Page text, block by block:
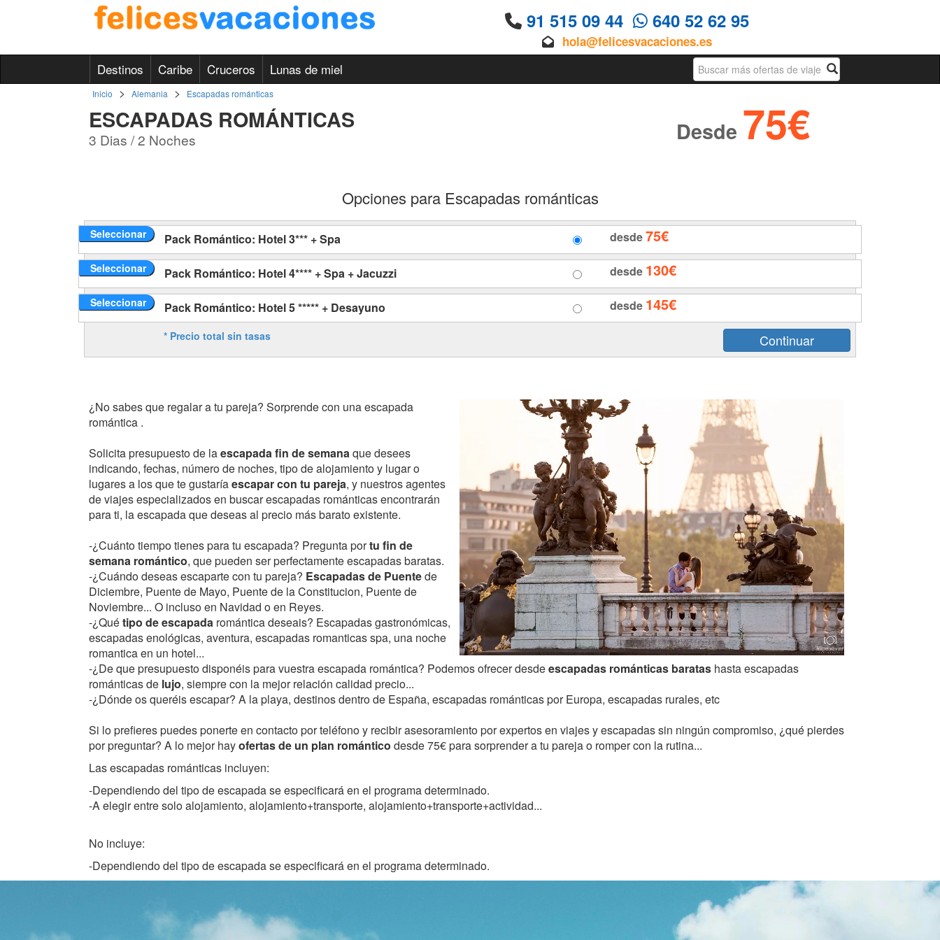
91 515 09 44 640 52 62 95
hola@felicesvacaciones.es
Destinos Caribe Cruceros Lunas de miel Busqueda
Inicio > Alemania > Escapadas románticas
ESCAPADAS ROMÁNTICAS
3 Dias / 2 Noches Desde 75€
Opciones para Escapadas románticas
Seleccionar Pack Romántico: Hotel 3*** + Spa desde75€
Seleccionar Pack Romántico: Hotel 4**** + Spa + Jacuzzi desde 130€
Seleccionar Pack Romántico: Hotel 5 ***** + Desayuno desde 145€
* Precio total sin tasas
¿No sabes que regalar a tu pareja? Sorprende con una escapada
romántica .
Solicita presupuesto de laescapada fin de semanaque desees
indicando, fechas, número de noches, tipo de alojamiento y lugar o
lugares a los que te gustaríaescapar con tu pareja, y nuestros agentes
de viajes especializados en buscar escapadas románticas encontrarán
para ti, la escapada que deseas al precio más barato existente.
-¿Cuánto tiempo tienes para tu escapada? Pregunta portu fin de
semana romántico, que pueden ser perfectamente escapadas baratas.
-¿Cuándo deseas escaparte con tu pareja? Escapadas de Puentede
Diciembre, Puente de Mayo, Puente de la Constitucion, Puente de
Noviembre... O incluso en Navidad o en Reyes.
-¿Quétipo de escapada romántica deseais? Escapadas gastronómicas,
escapadas enológicas, aventura, escapadas romanticas spa, una noche
romantica en un hotel...
-¿De que presupuesto disponéis para vuestra escapada romántica? Podemos ofrecer desdeescapadas románticas baratas hasta escapadas
románticas de lujo, siempre con la mejor relación calidad precio...
-¿Dónde os queréis escapar? A la playa, destinos dentro de España, escapadas románticas por Europa, escapadas rurales, etc
Si lo prefieres puedes ponerte en contacto por teléfono y recibir asesoramiento por expertos en viajes y escapadas sin ningún compromiso, ¿qué pierdes
por preguntar? A lo mejor hayofertas de un plan romántico desde 75€ para sorprender a tu pareja o romper con la rutina...
Las escapadas románticas incluyen:
-Dependiendo del tipo de escapada se especificará en el programa determinado.
-A elegir entre solo alojamiento, alojamiento+transporte, alojamiento+transporte+actividad...
No incluye:
-Dependiendo del tipo de escapada se especificará en el programa determinado.